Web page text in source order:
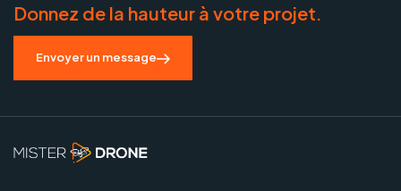
Donnez de la hauteur à votre projet.
Envoyer un message